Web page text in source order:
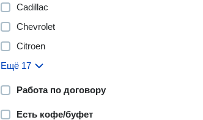
Cadillac
Chevrolet
Citroen
Ещё 17
Работа по договору
Есть кофе/буфет